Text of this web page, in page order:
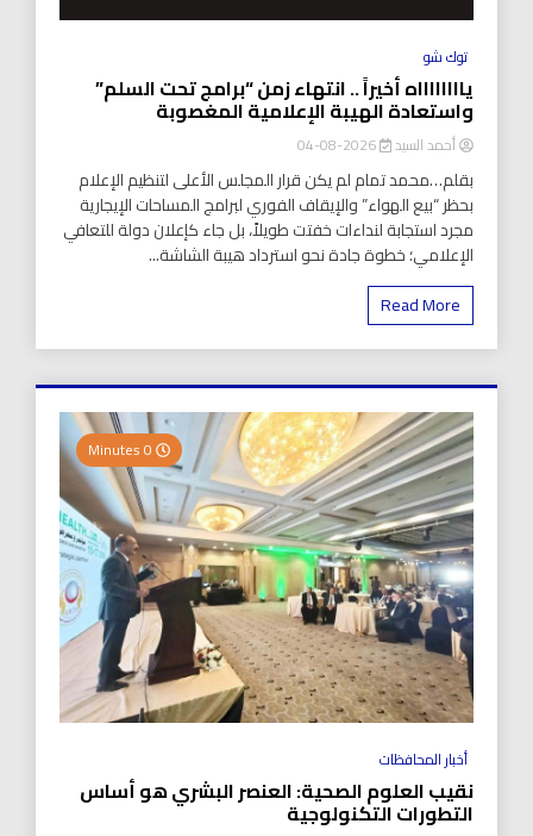
توك شو
يااااااااه أخيراً .. انتهاء زمن “برامج تحت السلم”
واستعادة الهيبة الإعلامية المغصوبة
أحمد السيد 2026-08-04
بقلم…محمد تمام لم يكن قرار المجلس الأعلى لتنظيم الإعلام
بحظر “بيع الهواء” والإيقاف الفوري لبرامج المساحات الإيجارية
مجرد استجابة لنداءات خفتت طويلاً، بل جاء كإعلان دولة للتعافي
الإعلامي؛ خطوة جادة نحو استرداد هيبة الشاشة...
Read More
أخبار المحافظات
نقيب العلوم الصحية: العنصر البشري هو أساس
التطورات التكنولوجية